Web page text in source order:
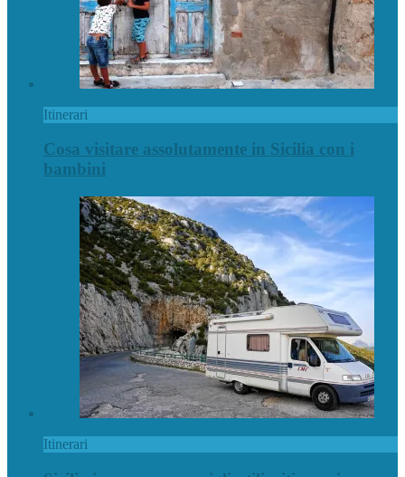
Itinerari
Cosa visitare assolutamente in Sicilia con i
bambini
Itinerari